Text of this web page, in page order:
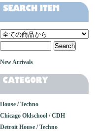
New Arrivals
House / Techno
Chicago Oldschool / CDH
Detroit House / Techno